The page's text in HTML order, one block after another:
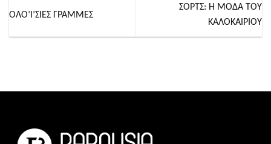
ΟΛΟ’Ι’ΣΙΕΣ ΓΡΑΜΜΕΣ
ΣΟΡΤΣ: Η ΜΟΔΑ ΤΟΥ
ΚΑΛΟΚΑΙΡΙΟΥ